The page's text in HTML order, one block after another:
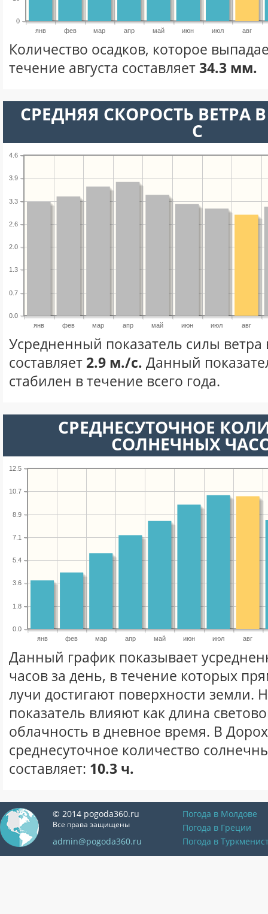
янв фев мар апр май июн июл авг
0
Количество осадков, которое
течение августа составляет34.3 мм.
СРЕДНЯЯ СКОРОСТЬ ВЕТРА
С
янв фев мар апр май июн июл авг
0.0
0.7
1.3
2.0
2.6
3.3
3.9
4.6
Усредненный показатель силы ветра
составляет 2.9 м./с. Данный
стабилен в течение всего года.
СРЕДНЕСУТОЧНОЕ
СОЛНЕЧНЫХ
янв фев мар апр май июн июл авг
0.0
1.8
3.6
5.4
7.1
8.9
10.7
12.5
Данный график показывает
часов за день, в течение которых
лучи достигают поверхности земли.
показатель влияют как длина
облачность в дневное время. В
среднесуточное количество
составляет: 10.3 ч.
© 2014 pogoda360.ru
Все права защищены
admin@pogoda360.ru
Погода в Молдове
Погода в Греции
Погода в